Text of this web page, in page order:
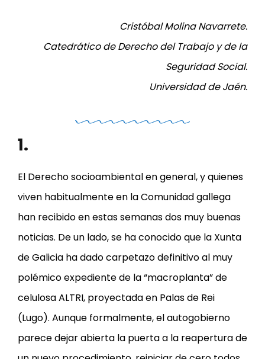
Cristóbal Molina Navarrete.
Catedrático de Derecho del Trabajo y de la
Seguridad Social.
Universidad de Jaén.
1.
El Derecho socioambiental en general, y quienes
viven habitualmente en la Comunidad gallega
han recibido en estas semanas dos muy buenas
noticias. De un lado, se ha conocido que la Xunta
de Galicia ha dado carpetazo definitivo al muy
polémico expediente de la “macroplanta” de
celulosa ALTRI, proyectada en Palas de Rei
(Lugo). Aunque formalmente, el autogobierno
parece dejar abierta la puerta a la reapertura de